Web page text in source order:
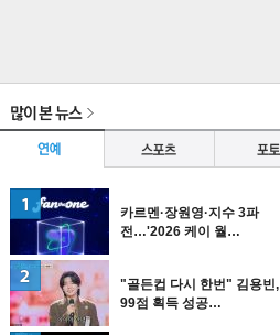
카르멘·장원영·지수 3파
전…'2026 케이 월…
"골든컵 다시 한번" 김용빈,
99점 획득 성공…